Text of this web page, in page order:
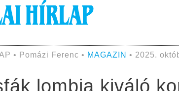
• Pomázi Ferenc • MAGAZIN • 2025.
lombja kiváló